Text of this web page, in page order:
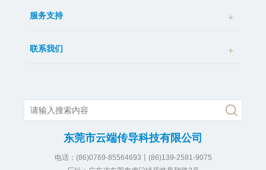
服务支持
联系我们
东莞市云端传导科技有限公司
电话：(86)0769-85564693丨(86)139-2581-9075